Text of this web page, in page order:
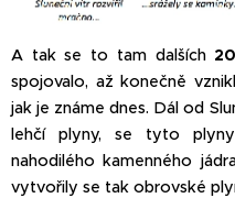
A tak se to tam dalších
spojovalo, až konečně
jak je známe dnes. Dál od
lehčí plyny, se tyto plyny
nahodilého kamenného
vytvořily se tak obrovské